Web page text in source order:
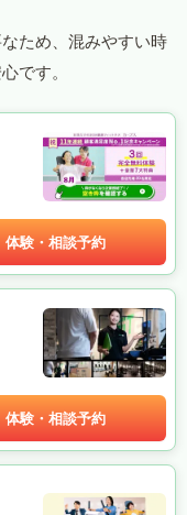
ため、混みやすい時
です。
体験・相談予約
体験・相談予約